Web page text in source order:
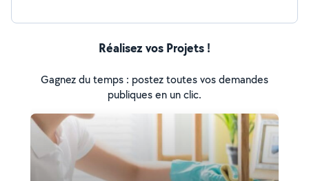
Réalisez vos Projets !
Gagnez du temps : postez toutes vos demandes
publiques en un clic.